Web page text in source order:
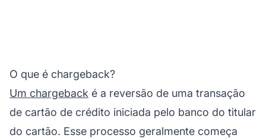
O que é chargeback?
Um chargeback é a reversão de uma transação
de cartão de crédito iniciada pelo banco do titular
do cartão. Esse processo geralmente começa